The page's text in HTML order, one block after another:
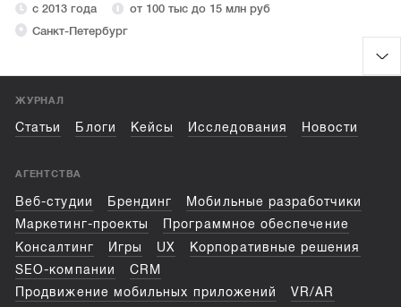
с 2013 года
от 100 тыс до 15 млн руб
Санкт-Петербург
ЖУРНАЛ
Статьи Блоги Кейсы Исследования Новости
АГЕНТСТВА
Веб-студии Брендинг
Мобильные разработчики
Маркетинг-проекты
Программное обеспечение
Консалтинг
Игры UX
Корпоративные решения
SEO-компании
CRM
Продвижение мобильных приложений
VR/AR